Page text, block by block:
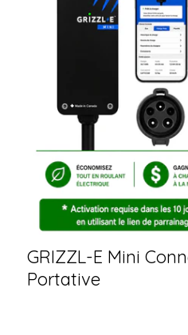
GRIZZL-E Mini
Portative